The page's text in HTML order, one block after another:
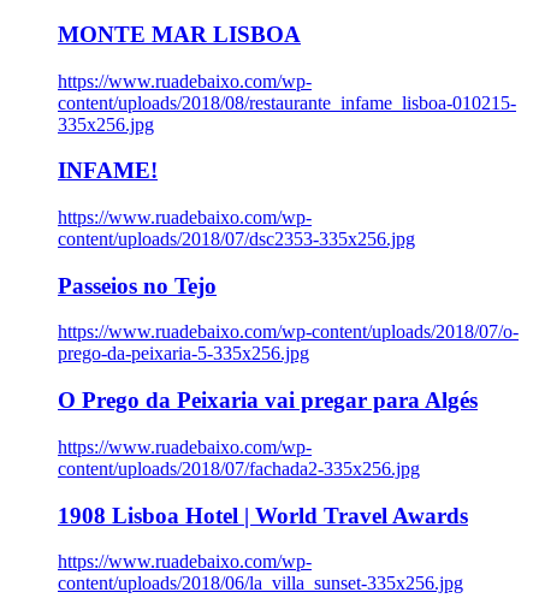
MONTE MAR LISBOA
https://www.ruadebaixo.com/wp-
content/uploads/2018/08/restaurante_infame_lisboa-010215-
335x256.jpg
INFAME!
https://www.ruadebaixo.com/wp-
content/uploads/2018/07/dsc2353-335x256.jpg
Passeios no Tejo
https://www.ruadebaixo.com/wp-content/uploads/2018/07/o-
prego-da-peixaria-5-335x256.jpg
O Prego da Peixaria vai pregar para Algés
https://www.ruadebaixo.com/wp-
content/uploads/2018/07/fachada2-335x256.jpg
1908 Lisboa Hotel | World Travel Awards
https://www.ruadebaixo.com/wp-
content/uploads/2018/06/la_villa_sunset-335x256.jpg